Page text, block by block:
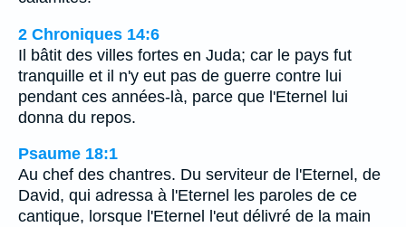
2 Chroniques 14:6
Il bâtit des villes fortes en Juda; car le pays fut
tranquille et il n'y eut pas de guerre contre lui
pendant ces années-là, parce que l'Eternel lui
donna du repos.
Psaume 18:1
Au chef des chantres. Du serviteur de l'Eternel, de
David, qui adressa à l'Eternel les paroles de ce
cantique, lorsque l'Eternel l'eut délivré de la main